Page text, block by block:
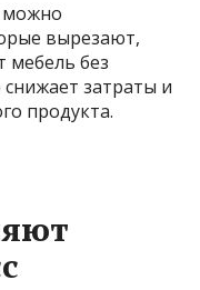
вырезают,
мебель без
затраты и
продукта.